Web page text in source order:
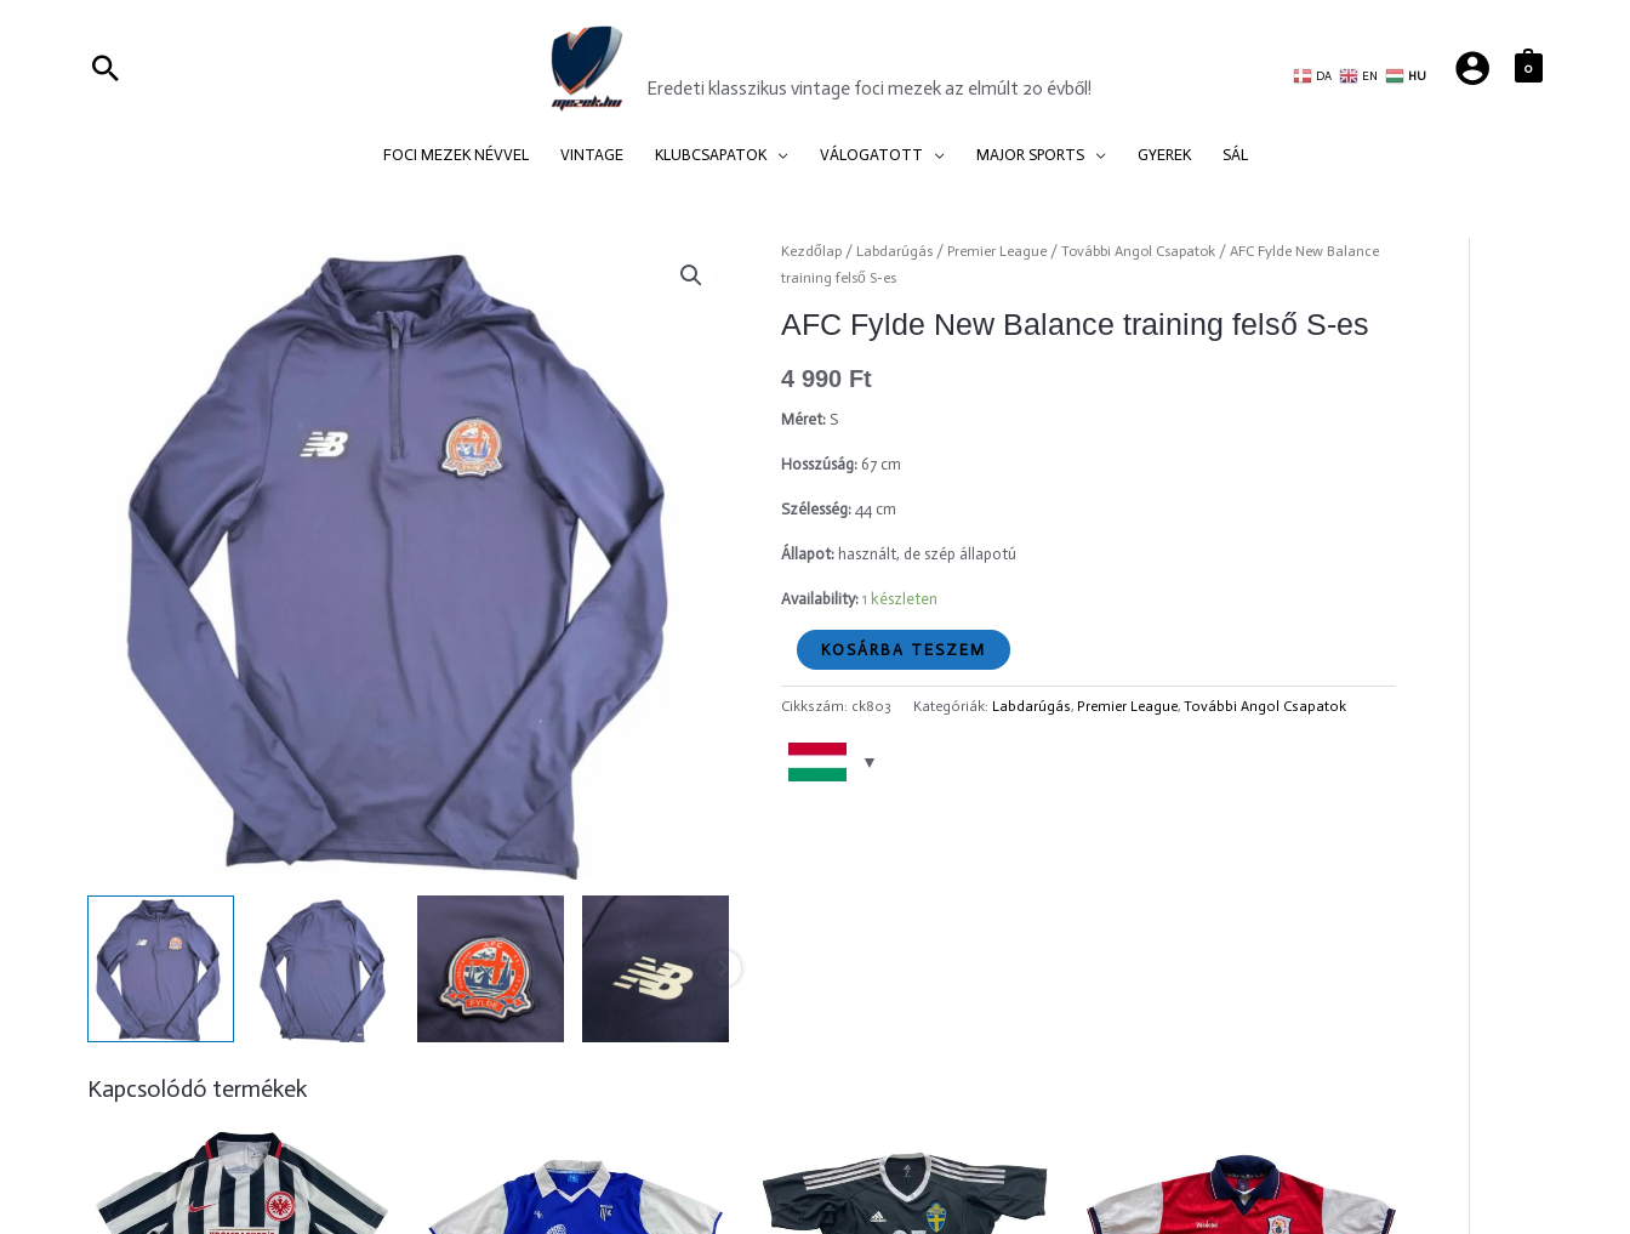
Search Eredeti klasszikus vintage foci mezek az elmúlt 20 évből!
DA EN HU 0
FOCI MEZEK NÉVVEL VINTAGE KLUBCSAPATOK VÁLOGATOTT MAJOR SPORTS GYEREK SÁL
Kezdőlap/ Labdarúgás/ Premier League/ További Angol Csapatok/ AFC Fylde New Balance
training felső S-es
AFC Fylde New Balance training felső S-es
4 990 Ft
Méret:S
Hosszúság: 67 cm
Szélesség: 44 cm
Állapot:használt, de szép állapotú
Availability: 1 készleten
AFC
Fylde
Balance
training
S-
es
KOSÁRBA TESZEM
Cikkszám: ck803 Kategóriák: Labdarúgás, Premier League, További Angol Csapatok
Kapcsolódó termékek